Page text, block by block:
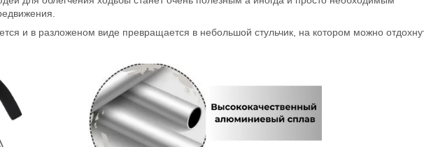
и в разложеном виде превращается в небольшой стульчик, на котором можно